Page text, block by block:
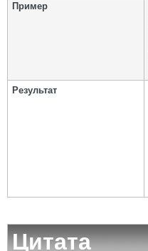
Пример
Результат
Цитата